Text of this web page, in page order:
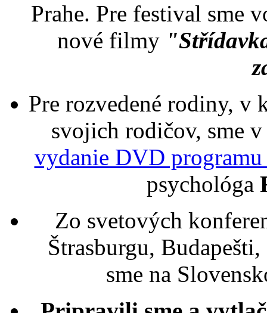
Prahe. Pre festival sme
nové filmy
Pre rozvedené rodiny, v
svojich rodičov, sme
vydanie DVD
psychológa
Zo svetových
Štrasburgu,
sme na